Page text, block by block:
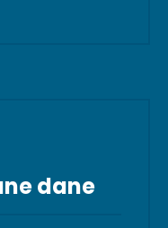
dane